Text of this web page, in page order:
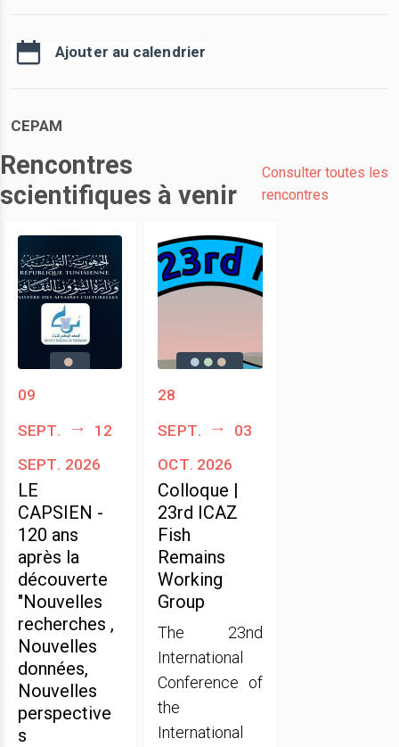
Ajouter au calendrier
CEPAM
Rencontres
scientifiques à venir
Consulter toutes les
rencontres
09
sept.
12
sept. 2026
LE
CAPSIEN -
120 ans
après la
découverte
"Nouvelles
recherches ,
Nouvelles
données,
Nouvelles
perspective
s
28
sept.
03
oct. 2026
Colloque |
23rd ICAZ
Fish
Remains
Working
Group
The 23nd
International
Conference of
the
International